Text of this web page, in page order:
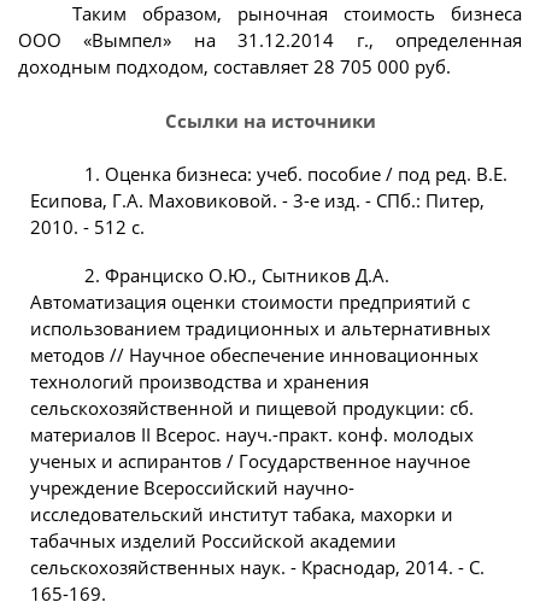
Таким образом, рыночная стоимость бизнеса
ООО «Вымпел» на 31.12.2014 г., определенная
доходным подходом, составляет 28 705 000 руб.
Ссылки на источники
1. Оценка бизнеса: учеб. пособие / под ред. В.Е.
Есипова, Г.А. Маховиковой. - 3-е изд. - СПб.: Питер,
2010. - 512 с.
2. Франциско О.Ю., Сытников Д.А.
Автоматизация оценки стоимости предприятий с
использованием традиционных и альтернативных
методов // Научное обеспечение инновационных
технологий производства и хранения
сельскохозяйственной и пищевой продукции: сб.
материалов II Всерос. науч.-практ. конф. молодых
ученых и аспирантов / Государственное научное
учреждение Всероссийский научно-
исследовательский институт табака, махорки и
табачных изделий Российской академии
сельскохозяйственных наук. - Краснодар, 2014. - С.
165-169.